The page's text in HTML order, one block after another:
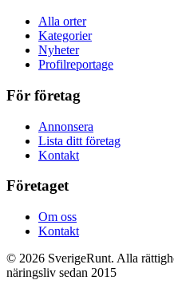
Alla orter
Kategorier
Nyheter
Profilreportage
För företag
Annonsera
Lista ditt företag
Kontakt
Företaget
Om oss
Kontakt
© 2026 SverigeRunt. Alla
näringsliv sedan 2015